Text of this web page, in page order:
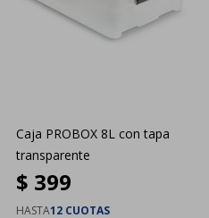
Caja PROBOX 8L con tapa
transparente
$ 399
HASTA12 CUOTAS